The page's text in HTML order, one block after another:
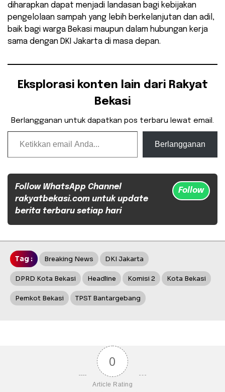
diharapkan dapat menjadi landasan bagi kebijakan
pengelolaan sampah yang lebih berkelanjutan dan adil,
baik bagi warga Bekasi maupun dalam hubungan kerja
sama dengan DKI Jakarta di masa depan.
Eksplorasi konten lain dari Rakyat
Bekasi
Berlangganan untuk dapatkan pos terbaru lewat email.
Ketikkan email Anda...
Berlangganan
Follow WhatsApp Channel
rakyatbekasi.com untuk update
berita terbaru setiap hari
Follow
Tag : Breaking News DKI Jakarta
DPRD Kota Bekasi Headline Komisi 2 Kota Bekasi
Pemkot Bekasi TPST Bantargebang
0
Article Rating